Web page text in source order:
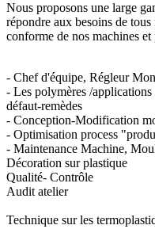
Nous proposons une large
répondre aux besoins de
conforme de nos machines et
- Chef d'équipe, Régleur
- Les polymères /
défaut-remèdes
- Conception-Modification
- Optimisation process
- Maintenance Machine,
Décoration sur plastique
Qualité- Contrôle
Audit atelier
Technique sur les